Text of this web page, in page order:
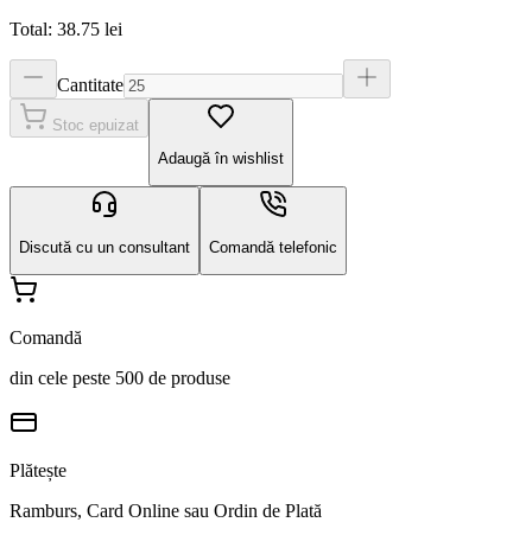
Total: 38.75 lei
Cantitate
Stoc epuizat
Adaugă în wishlist
Discută cu un consultant Comandă telefonic
Comandă
din cele peste 500 de produse
Plătește
Ramburs, Card Online sau Ordin de Plată